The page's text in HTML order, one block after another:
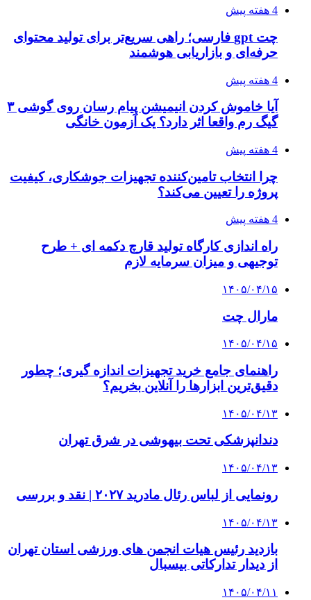
4 هفته پیش
چت gpt فارسی؛ راهی سریع‌تر برای تولید محتوای
حرفه‌ای و بازاریابی هوشمند
4 هفته پیش
آیا خاموش کردن انیمیشن پیام رسان روی گوشی ۳
گیگ رم واقعا اثر دارد؟ یک آزمون خانگی
4 هفته پیش
چرا انتخاب تامین‌کننده تجهیزات جوشکاری، کیفیت
پروژه را تعیین می‌کند؟
4 هفته پیش
راه اندازی کارگاه تولید قارچ دکمه ای + طرح
توجیهی و میزان سرمایه لازم
۱۴۰۵/۰۴/۱۵
مارال چت
۱۴۰۵/۰۴/۱۵
راهنمای جامع خرید تجهیزات اندازه گیری؛ چطور
دقیق‌ترین ابزارها را آنلاین بخریم؟
۱۴۰۵/۰۴/۱۳
دندانپزشکی تحت بیهوشی در شرق تهران
۱۴۰۵/۰۴/۱۳
رونمایی از لباس رئال مادرید ۲۰۲۷ | نقد و بررسی
۱۴۰۵/۰۴/۱۳
بازدید رئیس هیات انجمن های ورزشی استان تهران
از دیدار تدارکاتی بیسبال
۱۴۰۵/۰۴/۱۱